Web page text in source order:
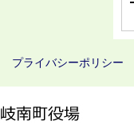
プライバシーポリシー